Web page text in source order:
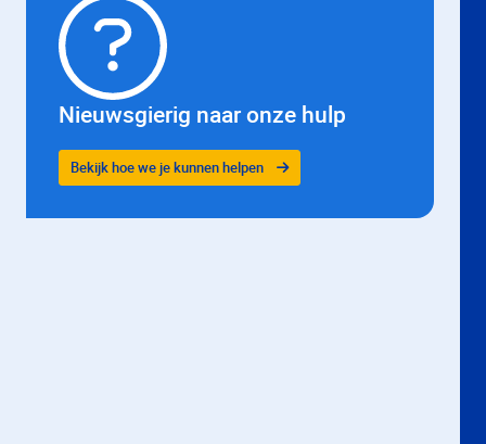
Nieuwsgierig naar onze hulp
Bekijk hoe we je kunnen helpen